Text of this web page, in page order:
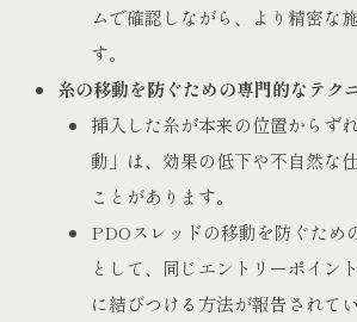
ムで確認しながら、より精密な
す。
糸の移動を防ぐための専門的なテク
挿入した糸が本来の位置からず
動」は、効果の低下や不自然な
ことがあります。
PDOスレッドの移動を防ぐため
として、同じエントリーポイン
に結びつける方法が報告されて